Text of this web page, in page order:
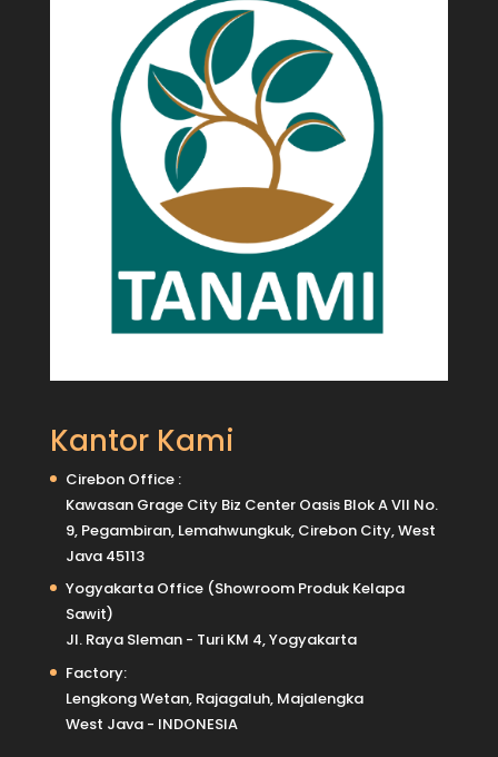
Kantor Kami
Cirebon Office :
Kawasan Grage City Biz Center Oasis Blok A VII No.
9, Pegambiran, Lemahwungkuk, Cirebon City, West
Java 45113
Yogyakarta Office (Showroom Produk Kelapa
Sawit)
Jl. Raya Sleman - Turi KM 4, Yogyakarta
Factory:
Lengkong Wetan, Rajagaluh, Majalengka
West Java - INDONESIA